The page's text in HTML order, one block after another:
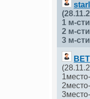
1 м-
2 м-
3 м-